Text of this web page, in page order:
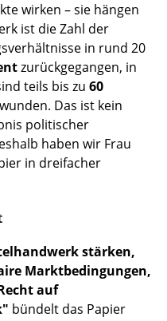
wirken – sie hängen
ist die Zahl der
in rund 20
zurückgegangen, in
teils bis zu 60
Das ist kein
politischer
haben wir Frau
in dreifacher
stärken,
Marktbedingungen,
auf
bündelt das Papier